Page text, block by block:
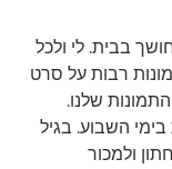
בבית. לי ולכל
רבות על סרט
שלנו.
השבוע. בגיל
ולמכור